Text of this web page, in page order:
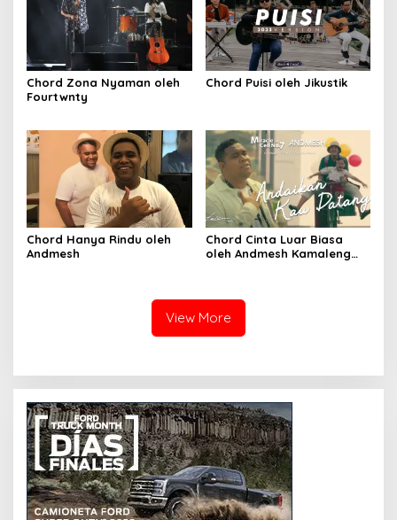
Chord Zona Nyaman oleh
Fourtwnty
Chord Puisi oleh Jikustik
Chord Hanya Rindu oleh
Andmesh
Chord Cinta Luar Biasa
oleh Andmesh Kamaleng
View More